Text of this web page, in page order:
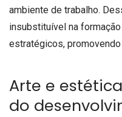
ambiente de trabalho.
insubstituível na
estratégicos,
Arte e
do